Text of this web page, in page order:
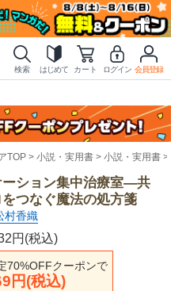
検索 はじめて カート ログイン 会員登録
TOP 小説・実用書 小説・実用書
ーション集中治療室―共
つなぐ魔法の処方箋
村香織
円(税込)
70%OFFクーポンで
円(税込)